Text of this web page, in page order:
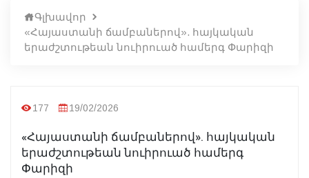
Գլխավոր
«Հայաստանի ճամբաներով». հայկական
երաժշտութեան նուիրուած համերգ Փարիզի
177 19/02/2026
«Հայաստանի ճամբաներով». հայկական
երաժշտութեան նուիրուած համերգ
Փարիզի